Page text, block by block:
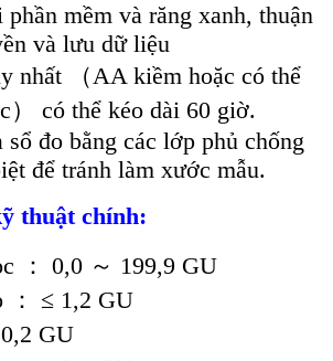
mềm và răng xanh, thuận
và lưu dữ liệu
nhất （AA kiềm hoặc có thể
） có thể kéo dài 60 giờ.
sổ đo bằng các lớp phủ chống
để tránh làm xước mẫu.
thuật chính:
： 0,0 ～ 199,9 GU
： ≤ 1,2 GU
GU